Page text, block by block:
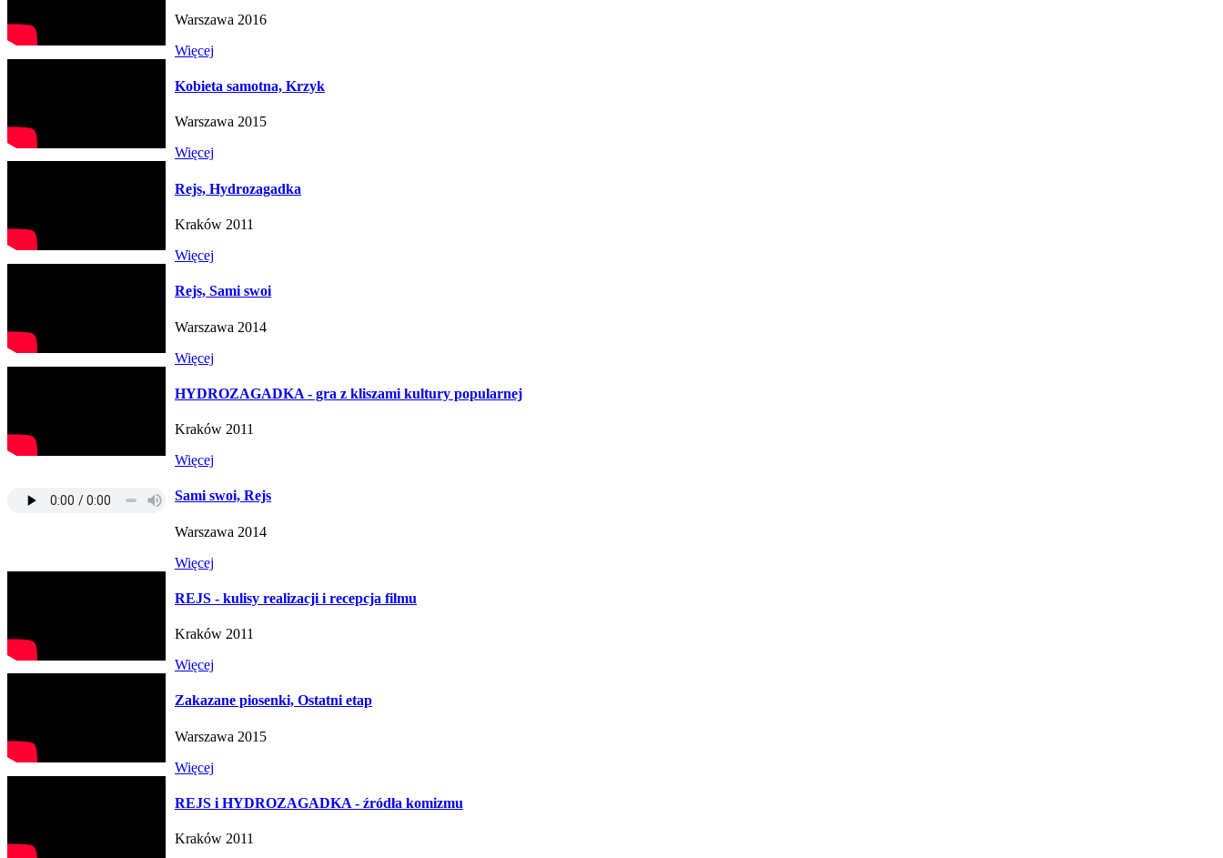
Warszawa 2016
Więcej
Kobieta samotna, Krzyk
Warszawa 2015
Więcej
Rejs, Hydrozagadka
Kraków 2011
Więcej
Rejs, Sami swoi
Warszawa 2014
Więcej
HYDROZAGADKA - gra z kliszami kultury popularnej
Kraków 2011
Więcej
Sami swoi, Rejs
Warszawa 2014
Więcej
REJS - kulisy realizacji i recepcja filmu
Kraków 2011
Więcej
Zakazane piosenki, Ostatni etap
Warszawa 2015
Więcej
REJS i HYDROZAGADKA - źródła komizmu
Kraków 2011